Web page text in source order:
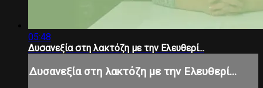
05:48
Δυσανεξία στη λακτόζη με την Ελευθερί...
Δυσανεξία στη λακτόζη με την Ελευθερί...